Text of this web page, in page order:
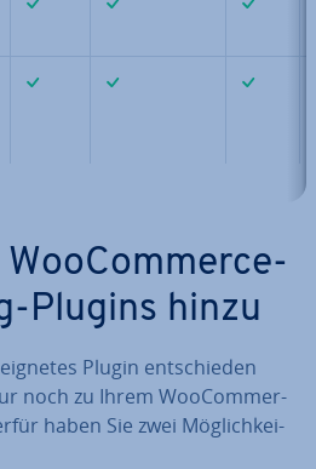
Plugins hinzu
Plugin ent­schie­den
noch zu Ihrem Woo­Com­mer­
haben Sie zwei Mög­lich­kei­